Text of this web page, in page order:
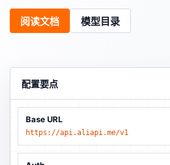
阅读文档 模型目录
配置要点
Base URL
https://api.aliapi.me/v1